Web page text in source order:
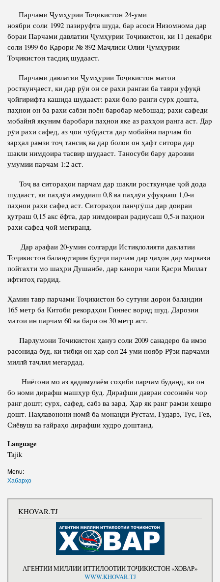
Парчами Ҷумҳурии Тоҷикистон 24-уми
ноябри соли 1992 пазируфта шуда, бар асоси Низомнома дар
бораи Парчами давлатии Ҷумҳурии Тоҷикистон, ки 11 декабри
соли 1999 бо Қарори № 892 Маҷлиси Олии Ҷумҳурии
Тоҷикистон тасдиқ шудааст.
Парчами давлатии Ҷумҳурии Тоҷикистон матои
росткунҷаест, ки дар рӯи он се рахи рангаи ба таври уфуқӣ
ҷойгирифта кашида шудааст: рахи боло ранги сурх дошта,
паҳнои он ба рахи сабзи поён баробар мебошад; рахи сафеди
мобайнӣ якуним баробари паҳнои яке аз рахҳои ранга аст. Дар
рӯи рахи сафед, аз ҷои чӯбдаста дар мобайни парчам бо
зарҳал рамзи тоҷ тансиқ ва дар болои он ҳафт ситора дар
шакли нимдоира тасвир шудааст. Таносуби бару дарозии
умумии парчам 1:2 аст.
Тоҷ ва ситораҳои парчам дар шакли росткунҷае ҷой дода
шудааст, ки паҳлӯи амудиаш 0,8 ва паҳлӯи уфуқиаш 1,0-и
паҳнои рахи сафед аст. Ситораҳои панҷгӯша дар доираи
қутраш 0,15 акс ёфта, дар нимдоираи радиусаш 0,5-и паҳнои
рахи сафед ҷой мегиранд.
Дар арафаи 20-умин солгарди Истиқлолияти давлатии
Тоҷикистон баландтарин бурҷи парчам дар ҷаҳон дар маркази
пойтахти мо шаҳри Душанбе, дар канори чапи Қасри Миллат
ифтитоҳ гардид.
Ҳамин тавр парчами Тоҷикистон бо сутуни дорои баландии
165 метр ба Китоби рекордҳои Гиннес ворид шуд. Дарозии
матои ин парчам 60 ва бари он 30 метр аст.
Парлумони Точикистон ҳануз соли 2009 санадеро ба имзо
расонида буд, ки тибқи он ҳар сол 24-уми ноябр Рӯзи парчами
миллӣ таҷлил мегардад.
Ниёгони мо аз қадимулаём соҳиби парчам буданд, ки он
бо номи дирафш машҳур буд. Дирафши давраи сосониён чор
ранг дошт; сурх, сафед, сабз ва зард. Ҳар як ранг рамзи хешро
дошт. Паҳлавонони номӣ ба монанди Рустам, Гударз, Тус, Гев,
Сиёвуш ва ғайраҳо дирафши худро доштанд.
Language
Tajik
Menu:
Хабарҳо
KHOVAR.TJ
АГЕНТИИ МИЛЛИИ ИТТИЛООТИИ ТОҶИКИСТОН «ХОВАР»
WWW.KHOVAR.TJ